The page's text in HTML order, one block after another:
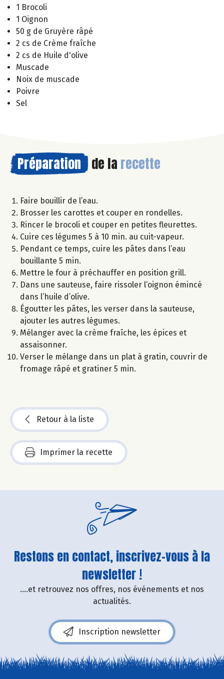
1 Brocoli
1 Oignon
50 g de Gruyère râpé
2 cs de Crème fraîche
2 cs de Huile d'olive
Muscade
Noix de muscade
Poivre
Sel
Préparation de la recette
Faire bouillir de l’eau.
Brosser les carottes et couper en rondelles.
Rincer le brocoli et couper en petites fleurettes.
Cuire ces légumes 5 à 10 min. au cuit-vapeur.
Pendant ce temps, cuire les pâtes dans l’eau
bouillante 5 min.
Mettre le four à préchauffer en position grill.
Dans une sauteuse, faire rissoler l’oignon émincé
dans l’huile d’olive.
Égoutter les pâtes, les verser dans la sauteuse,
ajouter les autres légumes.
Mélanger avec la crème fraîche, les épices et
assaisonner.
Verser le mélange dans un plat à gratin, couvrir de
fromage râpé et gratiner 5 min.
Retour à la liste
Imprimer la recette
Restons en contact, inscrivez-vous à la
newsletter !
....et retrouvez nos offres, nos événements et nos
actualités.
Inscription newsletter